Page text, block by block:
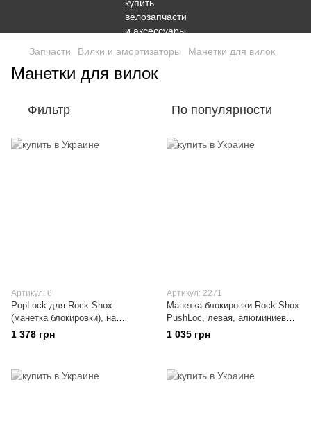
Запчасти Вилки и амортизаторы Манетки для вилок
Манетки для вилок
Фильтр По популярности
Артикул: 6
PopLock для Rock Shox
(манетка блокировки), на
левую сторону
1 378 грн
Артикул: 2271
Манетка блокировки Rock Shox
PushLoc, левая, алюминиевый
корпус
1 035 грн